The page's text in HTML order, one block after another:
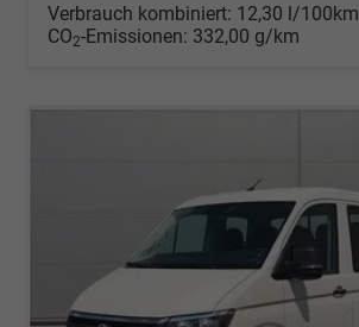
Verbrauch kombiniert: 12,30 l/100km
CO2-Emissionen: 332,00 g/km